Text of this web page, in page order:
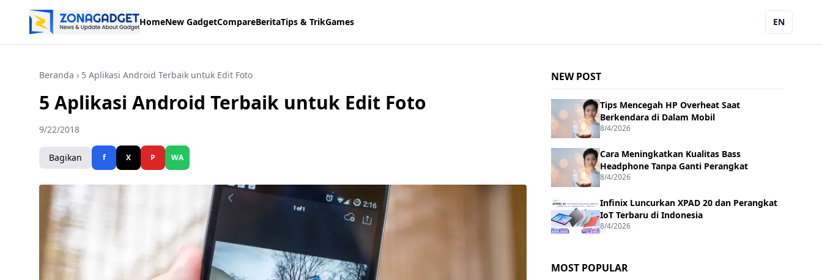
HomeNew GadgetCompareBeritaTips & TrikGames EN
Beranda › 5 Aplikasi Android Terbaik untuk Edit Foto
5 Aplikasi Android Terbaik untuk Edit Foto
9/22/2018
Bagikan f X P WA
NEW POST
Tips Mencegah HP Overheat Saat
Berkendara di Dalam Mobil
8/4/2026
Cara Meningkatkan Kualitas Bass
Headphone Tanpa Ganti Perangkat
8/4/2026
Infinix Luncurkan XPAD 20 dan Perangkat
IoT Terbaru di Indonesia
8/4/2026
MOST POPULAR